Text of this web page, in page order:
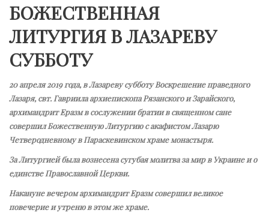
БОЖЕСТВЕННАЯ
ЛИТУРГИЯ В ЛАЗАРЕВУ
СУББОТУ
20 апреля 2019 года, в Лазареву субботу Воскрешение праведного
Лазаря, свт. Гавриила архиепископа Рязанского и Зарайского,
архимандрит Еразм в сослужении братии в священном сане
совершил Божественную Литургию с акафистом Лазарю
Четверодневному в Параскевинском храме монастыря.
За Литургией была вознесена сугубая молитва за мир в Украине и о
единстве Православной Церкви.
Накануне вечером архимандрит Еразм совершил великое
повечерие и утреню в этом же храме.